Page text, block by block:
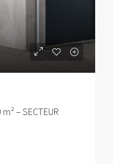
m² – SECTEUR